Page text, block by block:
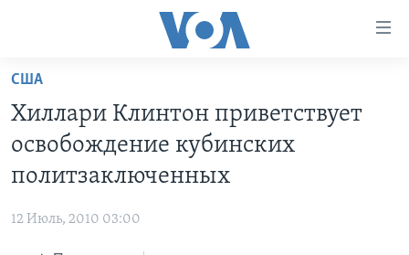
Перейти
основной
контент
основной
ПРОГРАММЫ
ИТОГИ
НАША АМЕРИКАНСКАЯ ИСТОРИЯ
ИНТЕРВЬЮ
США
Хиллари Клинтон приветствует
освобождение кубинских
политзаключенных
12 Июль, 2010 03:00